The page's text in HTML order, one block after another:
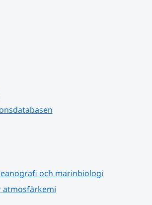
annan webbplats.
och marinbiologi
atmosfärkemi